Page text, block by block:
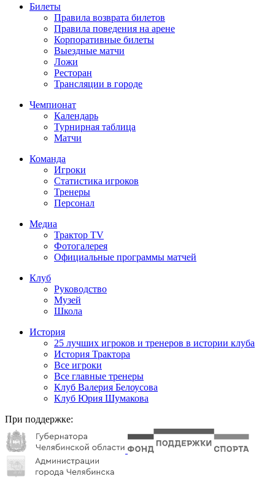
Билеты
Правила возврата билетов
Правила поведения на арене
Корпоративные билеты
Выездные матчи
Ложи
Ресторан
Трансляции в городе
Чемпионат
Календарь
Турнирная таблица
Матчи
Команда
Игроки
Статистика игроков
Тренеры
Персонал
Медиа
Трактор TV
Фотогалерея
Официальные программы матчей
Клуб
Руководство
Музей
Школа
История
25 лучших игроков и тренеров в истории клуба
История Трактора
Все игроки
Все главные тренеры
Клуб Валерия Белоусова
Клуб Юрия Шумакова
При поддержке: